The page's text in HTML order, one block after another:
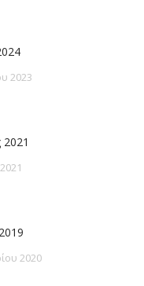
2023
2021
2020